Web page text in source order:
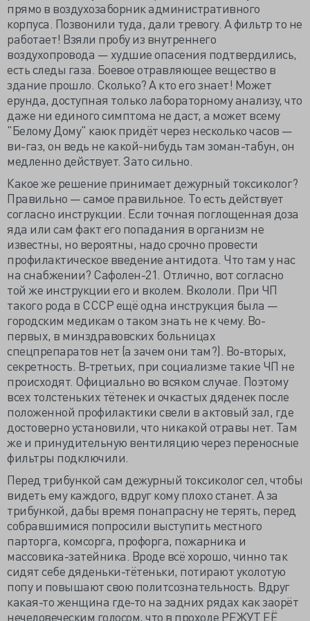
прямо в воздухозаборник административного
корпуса. Позвонили туда, дали тревогу. А фильтр то не
работает! Взяли пробу из внутреннего
воздухопровода — худшие опасения подтвердились,
есть следы газа. Боевое отравляющее вещество в
здание прошло. Сколько? А кто его знает! Может
ерунда, доступная только лабораторному анализу, что
даже ни единого симптома не даст, а может всему
"Белому Дому" каюк придёт через несколько часов —
ви-газ, он ведь не какой-нибудь там зоман-табун, он
медленно действует. Зато сильно.
Какое же решение принимает дежурный токсиколог?
Правильно — самое правильное. То есть действует
согласно инструкции. Если точная поглощенная доза
яда или сам факт его попадания в организм не
известны, но вероятны, надо срочно провести
профилактическое введение антидота. Что там у нас
на снабжении? Сафолен-21. Отлично, вот согласно
той же инструкции его и вколем. Вкололи. При ЧП
такого рода в СССР ещё одна инструкция была —
городским медикам о таком знать не к чему. Во-
первых, в минздравовских больницах
спецпрепаратов нет (а зачем они там?). Во-вторых,
секретность. В-третьих, при социализме такие ЧП не
происходят. Официально во всяком случае. Поэтому
всех толстеньких тётенек и очкастых дяденек после
положенной профилактики свели в актовый зал, где
достоверно установили, что никакой отравы нет. Там
же и принудительную вентиляцию через переносные
фильтры подключили.
Перед трибункой сам дежурный токсиколог сел, чтобы
видеть ему каждого, вдруг кому плохо станет. А за
трибункой, дабы время понапрасну не терять, перед
собравшимися попросили выступить местного
парторга, комсорга, профорга, пожарника и
массовика-затейника. Вроде всё хорошо, чинно так
сидят себе дяденьки-тётеньки, потирают уколотую
попу и повышают свою политсознательность. Вдруг
какая-то женщина где-то на задних рядах как заорёт
нечеловеческим голосом, что в проходе РЕЖУТ ЕЁ